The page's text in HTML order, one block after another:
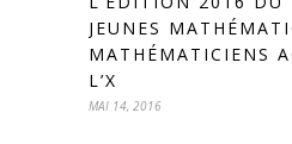
JEUNES
MATHÉMATICIENS
L’X
MAI 14, 2016